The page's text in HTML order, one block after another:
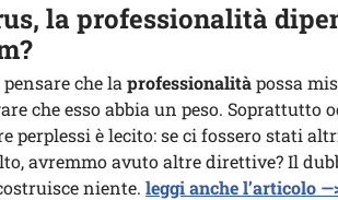
la professionalità
che laprofessionalitàpossa
che esso abbia un peso. Soprattutto
perplessi è lecito: se ci fossero stati
avremmo avuto altre direttive? Il
niente. leggi anche l’articolo